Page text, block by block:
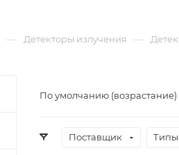
— Детекторы излучения —
По умолчанию (возрастание)
Поставщик Типы